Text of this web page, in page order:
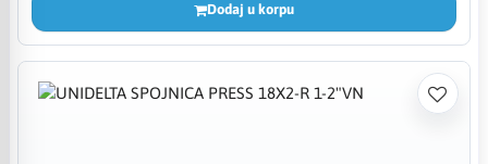
Dodaj u korpu